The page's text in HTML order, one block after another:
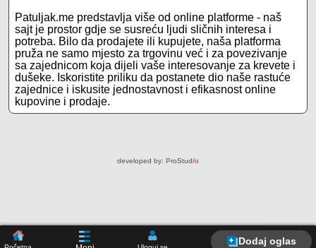
Dodaj oglas
Patuljak.me predstavlja više od online platforme - naš
sajt je prostor gdje se susreću ljudi sličnih interesa i
potreba. Bilo da prodajete ili kupujete, naša platforma
pruža ne samo mjesto za trgovinu već i za povezivanje
sa zajednicom koja dijeli vaše interesovanje za krevete i
dušeke. Iskoristite priliku da postanete dio naše rastuće
zajednice i iskusite jednostavnost i efikasnost online
kupovine i prodaje.
developed by: ProStud/o